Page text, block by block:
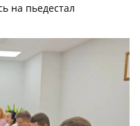
на пьедестал